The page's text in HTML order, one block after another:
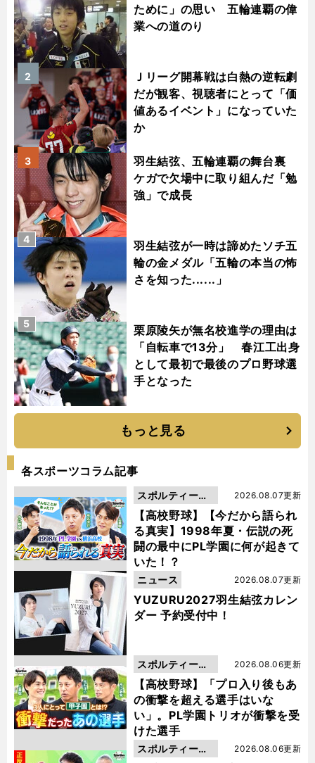
ために」の思い 五輪連覇の偉
業への道のり
Ｊリーグ開幕戦は白熱の逆転劇
だが観客、視聴者にとって「価
値あるイベント」になっていた
か
2
羽生結弦、五輪連覇の舞台裏
ケガで欠場中に取り組んだ「勉
強」で成長
3
羽生結弦が一時は諦めたソチ五
輪の金メダル「五輪の本当の怖
さを知った......」
4
栗原陵矢が無名校進学の理由は
「自転車で13分」 春江工出身
として最初で最後のプロ野球選
手となった
5
もっと見る
各スポーツコラム記事
【高校野球】【今だから語られ
る真実】1998年夏・伝説の死
闘の最中にPL学園に何が起きて
いた！？
2026.08.07更新
スポルティーバ
動画
YUZURU2027羽生結弦カレン
ダー 予約受付中！
2026.08.07更新
ニュース
【高校野球】「プロ入り後もあ
の衝撃を超える選手はいな
い」。PL学園トリオが衝撃を受
けた選手
2026.08.06更新
スポルティーバ
動画
2026.08.06更新
スポルティーバ